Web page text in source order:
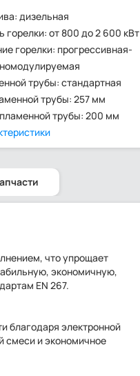
дизельная
горелки: от 800 до 2 600 кВт
горелки: прогрессивная-
трубы: стандартная
трубы: 257 мм
трубы: 200 мм
что упрощает
экономичную,
EN 267.
благодаря электронной
смеси и экономичное